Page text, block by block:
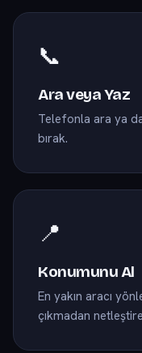
📞
Ara veya Yaz
Telefonla ara ya
bırak.
📍
Konumunu Al
En yakın aracı
çıkmadan